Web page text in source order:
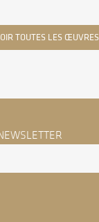
TOUTES LES ŒUVRES